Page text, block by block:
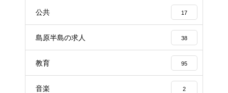
公共 17
島原半島の求人 38
教育 95
音楽 2